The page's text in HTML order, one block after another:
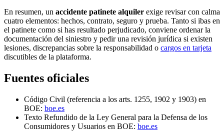
En resumen, un accidente patinete alquiler exige revisar con calma
cuatro elementos: hechos, contrato, seguro y prueba. Tanto si ibas en
el patinete como si has resultado perjudicado, conviene ordenar la
documentación del siniestro y pedir una revisión jurídica si existen
lesiones, discrepancias sobre la responsabilidad o cargos en tarjeta
discutibles de la plataforma.
Fuentes oficiales
Código Civil (referencia a los arts. 1255, 1902 y 1903) en
BOE: boe.es
Texto Refundido de la Ley General para la Defensa de los
Consumidores y Usuarios en BOE: boe.es